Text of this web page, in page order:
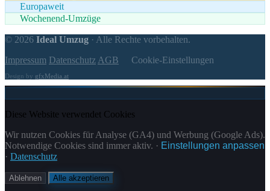
Europaweit
Wochenend-Umzüge
© 2026 Ideal Umzug · Alle Rechte vorbehalten.
Impressum Datenschutz AGB Cookie-Einstellungen
Design by gfxMedia.at
Diese Website verwendet Cookies
Wir nutzen Cookies für Analyse (GA4) und Werbung (Google Ads).
Notwendige Cookies sind immer aktiv. · Einstellungen anpassen
· Datenschutz
Ablehnen Alle akzeptieren